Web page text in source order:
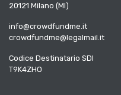
20121 Milano (MI)
info@crowdfundme.it
crowdfundme@legalmail.it
Codice Destinatario SDI
T9K4ZHO